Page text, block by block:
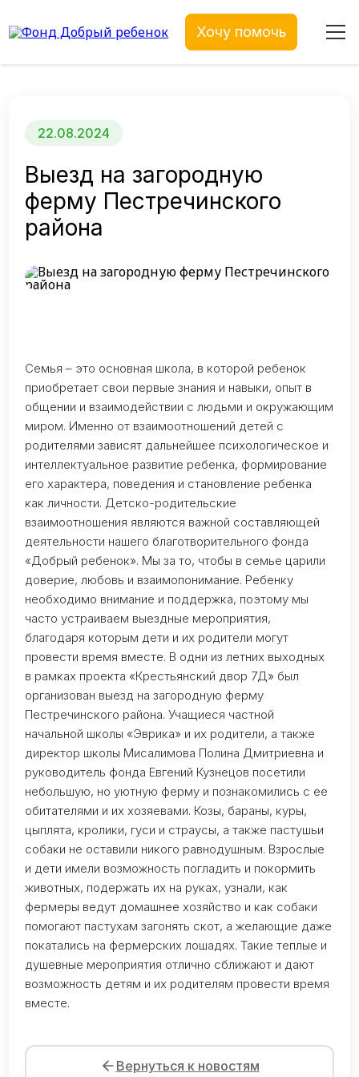
Хочу помочь
22.08.2024
Выезд на загородную
ферму Пестречинского
района
Семья – это основная школа, в которой ребенок
приобретает свои первые знания и навыки, опыт в
общении и взаимодействии с людьми и окружающим
миром. Именно от взаимоотношений детей с
родителями зависят дальнейшее психологическое и
интеллектуальное развитие ребенка, формирование
его характера, поведения и становление ребенка
как личности. Детско-родительские
взаимоотношения являются важной составляющей
деятельности нашего благотворительного фонда
«Добрый ребенок». Мы за то, чтобы в семье царили
доверие, любовь и взаимопонимание. Ребенку
необходимо внимание и поддержка, поэтому мы
часто устраиваем выездные мероприятия,
благодаря которым дети и их родители могут
провести время вместе. В одни из летних выходных
в рамках проекта «Крестьянский двор 7Д» был
организован выезд на загородную ферму
Пестречинского района. Учащиеся частной
начальной школы «Эврика» и их родители, а также
директор школы Мисалимова Полина Дмитриевна и
руководитель фонда Евгений Кузнецов посетили
небольшую, но уютную ферму и познакомились с ее
обитателями и их хозяевами. Козы, бараны, куры,
цыплята, кролики, гуси и страусы, а также пастушьи
собаки не оставили никого равнодушным. Взрослые
и дети имели возможность погладить и покормить
животных, подержать их на руках, узнали, как
фермеры ведут домашнее хозяйство и как собаки
помогают пастухам загонять скот, а желающие даже
покатались на фермерских лошадях. Такие теплые и
душевные мероприятия отлично сближают и дают
возможность детям и их родителям провести время
вместе.
Вернуться к новостям